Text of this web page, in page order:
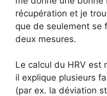
récupération et je
que de seulement se
deux mesures.
Le calcul du HRV est
il explique plusieurs
(par ex. la déviation